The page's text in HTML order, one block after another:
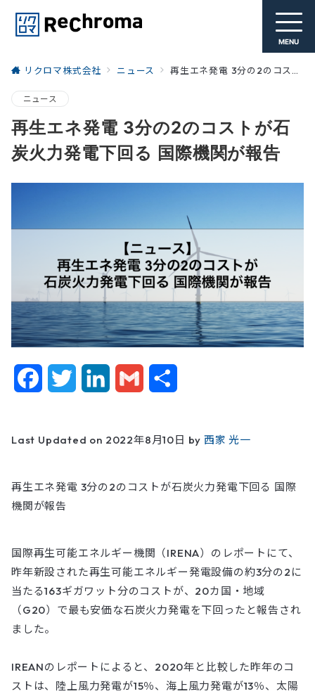
MENU
リクロマ株式会社 ニュース 再生エネ発電 3分の2のコストが石炭火力発電下回る 国際機関が報告
ニュース
再生エネ発電 3分の2のコストが石
炭火力発電下回る 国際機関が報告
c
b
o
k
t
r
n
e
I
n
a
l
Last Updated on 2022年8月10日 by西家 光一
再生エネ発電 3分の2のコストが石炭火力発電下回る 国際
機関が報告
国際再生可能エネルギー機関（IRENA）のレポートにて、
昨年新設された再生可能エネルギー発電設備の約3分の2に
当たる163ギガワット分のコストが、20カ国・地域
（G20）で最も安価な石炭火力発電を下回ったと報告され
ました。
IREANのレポートによると、2020年と比較した昨年のコ
ストは、陸上風力発電が15％、海上風力発電が13％、太陽